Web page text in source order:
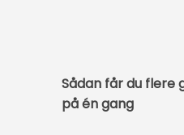
Sådan får du flere
på én gang